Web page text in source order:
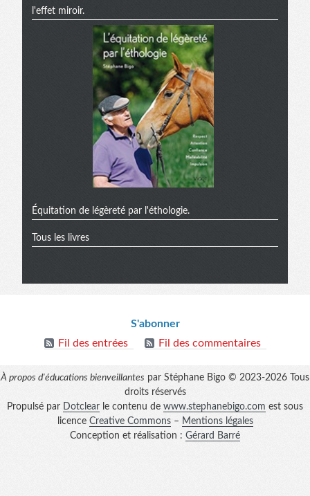
l'effet miroir.
Équitation de légèreté par l'éthologie.
Tous les livres
Informations
S'abonner
Fil des entrées
Fil des commentaires
À propos d'éducations bienveillantes par Stéphane Bigo © 2023-2026 Tous
droits réservés
Propulsé par Dotclear le contenu de www.stephanebigo.com est sous
licence Creative Commons– Mentions légales
Conception et réalisation : Gérard Barré